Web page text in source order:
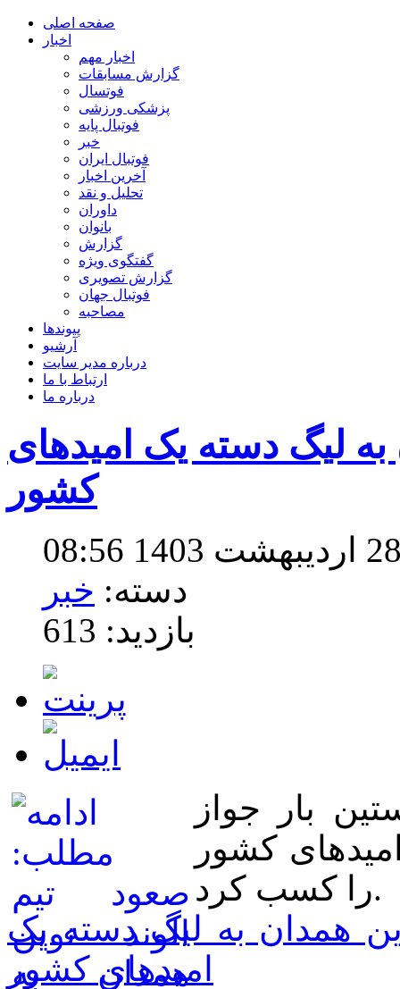
صفحه اصلی
اخبار
اخبار مهم
گزارش مسابقات
فوتسال
پزشکی ورزشی
فوتبال پایه
خبر
فوتبال ایران
آخرین اخبار
تحلیل و نقد
داوران
بانوان
گزارش
گفتگوی ویژه
گزارش تصویری
فوتبال جهان
مصاحبه
پیوندها
آرشیو
درباره مدیر سایت
ارتباط با ما
درباره ما
به لیگ دسته یک امیدهای
کشور
دسته: خبر
بازدید: 613
بار جواز
کشور
را کسب کرد.
همدان به لیگ دسته یک
امیدهای کشور